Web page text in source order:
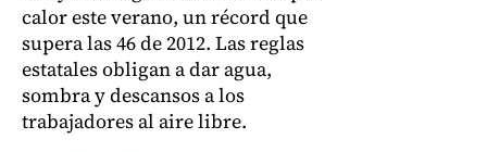
calor este verano, un récord que
supera las 46 de 2012. Las reglas
estatales obligan a dar agua,
sombra y descansos a los
trabajadores al aire libre.